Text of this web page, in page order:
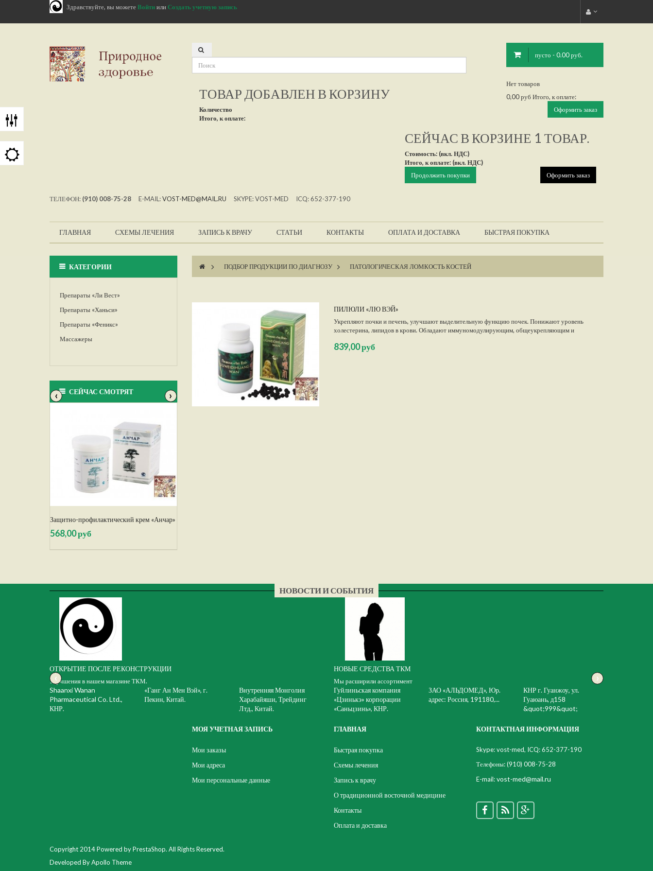
Здравствуйте, вы можетеВойтиилиСоздать учетную запись
пусто - 0.00 руб.
Нет товаров
0,00 руб Итого, к оплате:
Оформить заказ
ТОВАР ДОБАВЛЕН В КОРЗИНУ
Количество
Итого, к оплате:
СЕЙЧАС В КОРЗИНЕ 1 ТОВАР.
Стоимость: (вкл. НДС)
Итого, к оплате: (вкл. НДС)
Продолжить покупки
Оформить заказ
ТЕЛЕФОН: (910) 008-75-28 E-MAIL:VOST-MED@MAIL.RU SKYPE: VOST-MED ICQ: 652-377-190
ГЛАВНАЯ СХЕМЫ ЛЕЧЕНИЯ ЗАПИСЬ К ВРАЧУ СТАТЬИ КОНТАКТЫ ОПЛАТА И ДОСТАВКА БЫСТРАЯ ПОКУПКА
КАТЕГОРИИ
Препараты «Ли Вест»
Препараты «Ханьси»
Препараты «Феникс»
Массажеры
СЕЙЧАС СМОТРЯТ
‹ ›
Защитно-профилактический крем «Анчар»
568,00 руб
> ПОДБОР ПРОДУКЦИИ ПО ДИАГНОЗУ > ПАТОЛОГИЧЕСКАЯ ЛОМКОСТЬ КОСТЕЙ
ПИЛЮЛИ «ЛЮ ВЭЙ»
Укрепляют почки и печень, улучшают выделительную функцию почек. Понижают уровень
холестерина, липидов в крови. Обладают иммуномодулирующим, общеукрепляющим и
Нормализуют обмен веществ, обладают противосклеротическим и антиоксидантным действием,
839,00 руб
НОВОСТИ И СОБЫТИЯ
ОТКРЫТИЕ ПОСЛЕ РЕКОНСТРУКЦИИ
Улучшения в нашем магазине ТКМ.
НОВЫЕ СРЕДСТВА ТКМ
Мы расширили ассортимент
‹ ›
Shaanxi Wanan
Pharmaceutical Co. Ltd.,
КНР.
«Ганг Ан Мен Вэй», г.
Пекин, Китай.
Внутренняя Монголия
Харабайяши, Трейдинг
Лтд., Китай.
Гуйлиньская компания
«Цзинькэ» корпорации
«Саньцзинь», КНР.
ЗАО «АЛЬДОМЕД», Юр.
адрес: Россия, 191180,...
КНР г. Гуанжоу, ул.
Гуаюань, д158
&quot;999&quot;
МОЯ УЧЕТНАЯ ЗАПИСЬ
Мои заказы
Мои адреса
Мои персональные данные
ГЛАВНАЯ
Быстрая покупка
Схемы лечения
Запись к врачу
О традиционной восточной медицине
Контакты
Оплата и доставка
КОНТАКТНАЯ ИНФОРМАЦИЯ
Skype: vost-med, ICQ: 652-377-190
Телефоны:(910) 008-75-28
E-mail:vost-med@mail.ru
Copyright 2014 Powered by PrestaShop. All Rights Reserved.
Developed By Apollo Theme